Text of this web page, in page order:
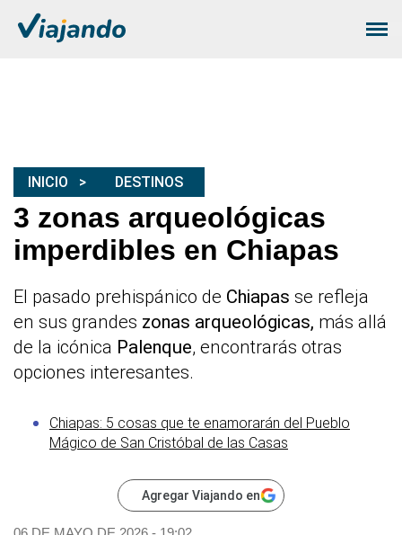
INICIO DESTINOS
3 zonas arqueológicas
imperdibles en Chiapas
El pasado prehispánico de Chiapas se refleja
en sus grandes zonas arqueológicas, más allá
de la icónica Palenque, encontrarás otras
opciones interesantes.
Chiapas: 5 cosas que te enamorarán del Pueblo
Mágico de San Cristóbal de las Casas
Agregar Viajando en